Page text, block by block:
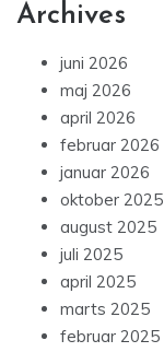
Archives
juni 2026
maj 2026
april 2026
februar 2026
januar 2026
oktober 2025
august 2025
juli 2025
april 2025
marts 2025
februar 2025